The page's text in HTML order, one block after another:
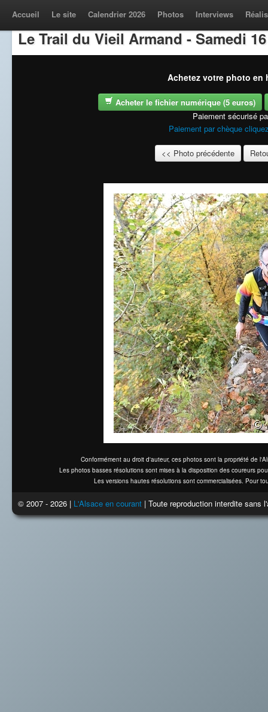
Accueil Le site Calendrier 2026 Photos Interviews
Le Trail du Vieil Armand - Samedi
Achetez votre photo en
Acheter le fichier numérique (5 euros)
Paiement sécurisé
Paiement par chèque
<< Photo précédente
Conformément au droit d'auteur, ces photos sont la propriété de
Les photos basses résolutions sont mises à la disposition des coureurs
Les versions hautes résolutions sont commercialisées. Pour
© 2007 - 2026 | L'Alsace en courant | Toute reproduction interdite sans